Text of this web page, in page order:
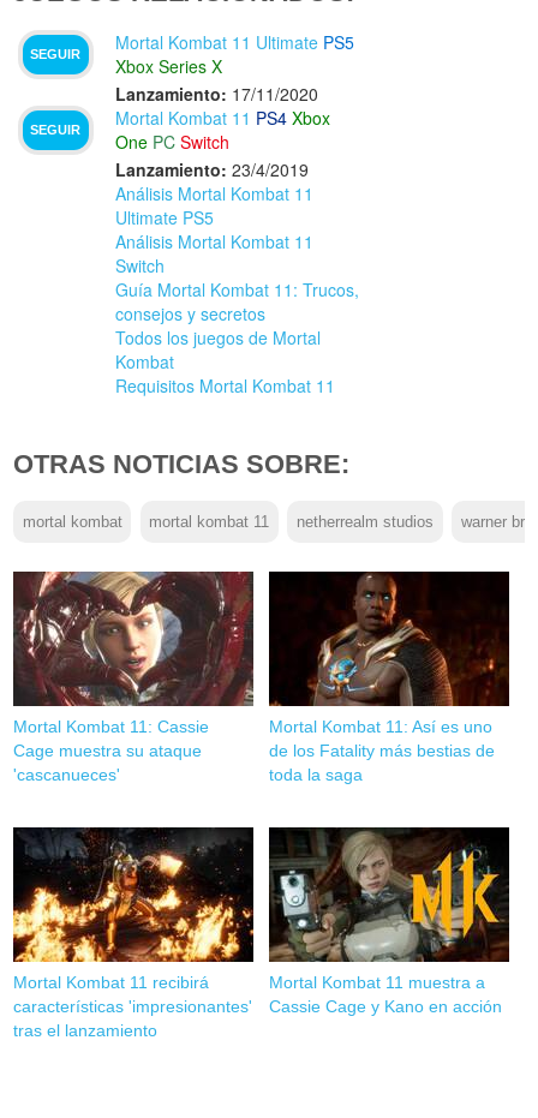
SEGUIR
Mortal Kombat 11 Ultimate PS5
Xbox Series X
Lanzamiento: 17/11/2020
SEGUIR
Mortal Kombat 11 PS4 Xbox
One PC Switch
Lanzamiento: 23/4/2019
Análisis Mortal Kombat 11
Ultimate PS5
Análisis Mortal Kombat 11
Switch
Guía Mortal Kombat 11: Trucos,
consejos y secretos
Todos los juegos de Mortal
Kombat
Requisitos Mortal Kombat 11
OTRAS NOTICIAS SOBRE:
mortal kombat mortal kombat 11 netherrealm studios warner
Mortal Kombat 11: Cassie
Cage muestra su ataque
'cascanueces'
Mortal Kombat 11: Así es uno
de los Fatality más bestias de
toda la saga
Mortal Kombat 11 recibirá
características 'impresionantes'
tras el lanzamiento
Mortal Kombat 11 muestra a
Cassie Cage y Kano en acción